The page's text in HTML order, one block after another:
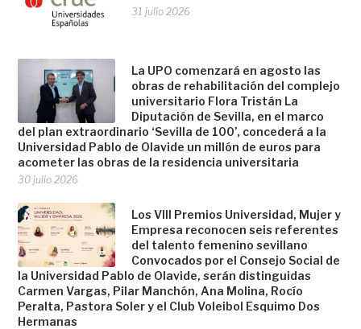
31 julio 2026
La UPO comenzará en agosto las
obras de rehabilitación del complejo
universitario Flora Tristán La
Diputación de Sevilla, en el marco
del plan extraordinario ‘Sevilla de 100’, concederá a la
Universidad Pablo de Olavide un millón de euros para
acometer las obras de la residencia universitaria
30 julio 2026
Los VIII Premios Universidad, Mujer y
Empresa reconocen seis referentes
del talento femenino sevillano
Convocados por el Consejo Social de
la Universidad Pablo de Olavide, serán distinguidas
Carmen Vargas, Pilar Manchón, Ana Molina, Rocío
Peralta, Pastora Soler y el Club Voleibol Esquimo Dos
Hermanas